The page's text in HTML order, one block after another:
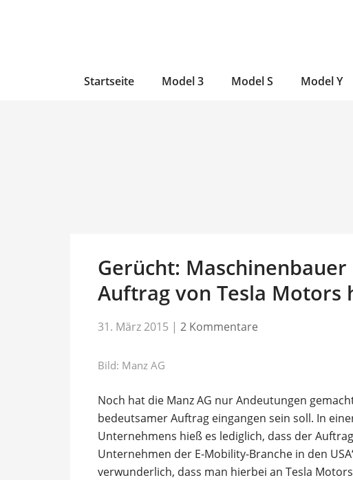
Startseite Model 3 Model S Model Y
Gerücht:
Auftrag von Tesla Motors
31. März 2015 | 2 Kommentare
Bild: Manz AG
Noch hat die Manz AG nur Andeutungen
bedeutsamer Auftrag eingangen sein soll. In
Unternehmens hieß es lediglich, dass der
Unternehmen der E-Mobility-Branche in den
verwunderlich, dass man hierbei an Tesla